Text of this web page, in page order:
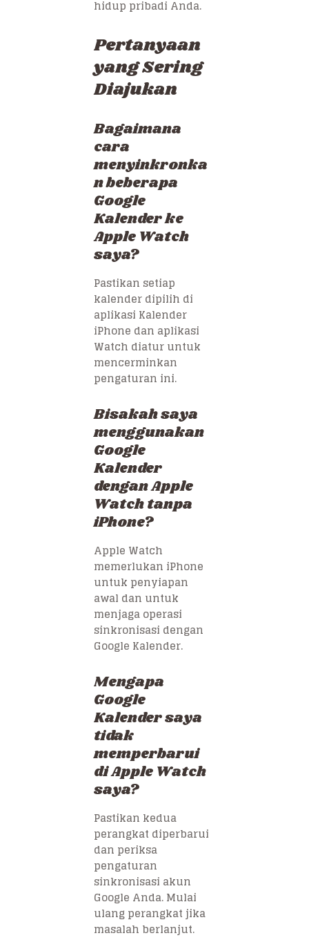
hidup pribadi Anda.
Pertanyaan
yang Sering
Diajukan
Bagaimana
cara
menyinkronka
n beberapa
Google
Kalender ke
Apple Watch
saya?
Pastikan setiap
kalender dipilih di
aplikasi Kalender
iPhone dan aplikasi
Watch diatur untuk
mencerminkan
pengaturan ini.
Bisakah saya
menggunakan
Google
Kalender
dengan Apple
Watch tanpa
iPhone?
Apple Watch
memerlukan iPhone
untuk penyiapan
awal dan untuk
menjaga operasi
sinkronisasi dengan
Google Kalender.
Mengapa
Google
Kalender saya
tidak
memperbarui
di Apple Watch
saya?
Pastikan kedua
perangkat diperbarui
dan periksa
pengaturan
sinkronisasi akun
Google Anda. Mulai
ulang perangkat jika
masalah berlanjut.